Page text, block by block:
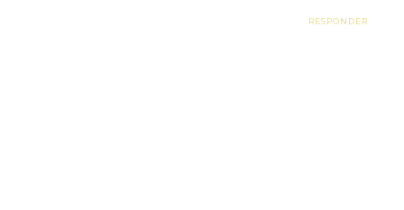
RESPONDER